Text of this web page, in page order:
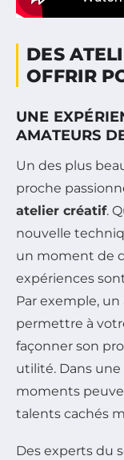
DES
OFFRIR
UNE
AMATEURS
Un des plus
proche
atelier créatif.
nouvelle
un moment de
expériences
Par exemple, un
permettre à
façonner son
utilité. Dans une
moments
talents cachés
Des experts du